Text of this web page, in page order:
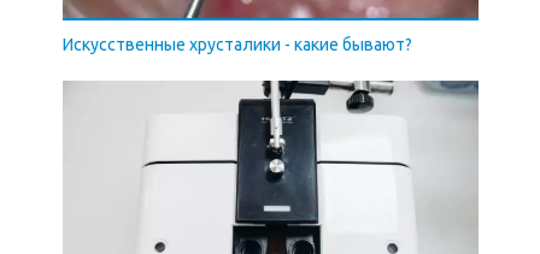
Искусственные хрусталики - какие бывают?